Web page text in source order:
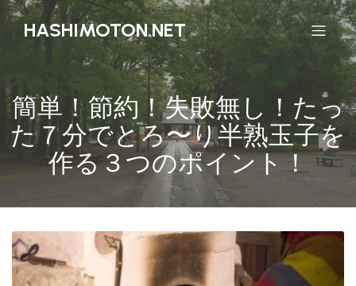
HASHIMOTON.NET
簡単！節約！失敗無し！たっ
た７分でとろ〜り半熟玉子を
作る３つのポイント！